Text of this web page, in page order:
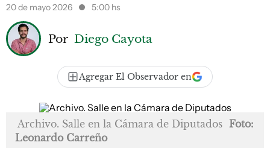
20 de mayo 2026 5:00 hs
Por Diego Cayota
Agregar El Observador en
Archivo. Salle en la Cámara de Diputados Foto:
Leonardo Carreño